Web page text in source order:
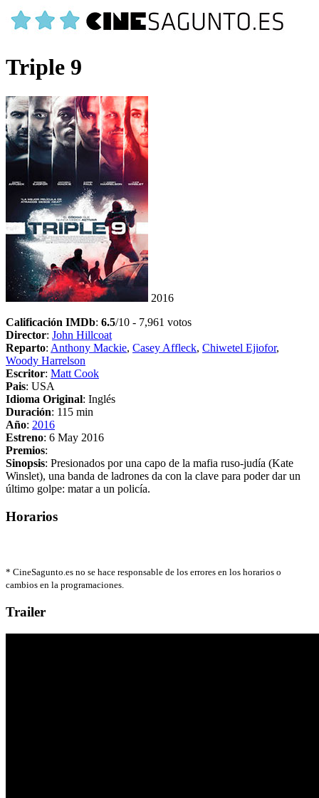
Triple 9
2016
Calificación IMDb: 6.5/10 - 7,961 votos
Director: John Hillcoat
Reparto: Anthony Mackie, Casey Affleck, Chiwetel Ejiofor,
Woody Harrelson
Escritor: Matt Cook
Pais: USA
Idioma Original: Inglés
Duración: 115 min
Año: 2016
Estreno: 6 May 2016
Premios:
Sinopsis: Presionados por una capo de la mafia ruso-judía (Kate
Winslet), una banda de ladrones da con la clave para poder dar un
último golpe: matar a un policía.
Horarios
* CineSagunto.es no se hace responsable de los errores en los horarios o
cambios en la programaciones.
Trailer